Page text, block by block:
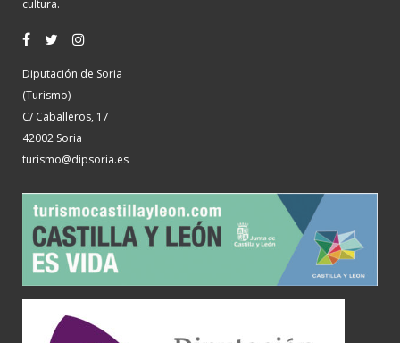
cultura.
Diputación de Soria
(Turismo)
C/ Caballeros, 17
42002 Soria
turismo@dipsoria.es